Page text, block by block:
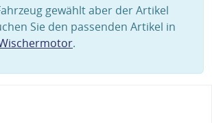
gewählt aber der Artikel
Sie den passenden Artikel in
.